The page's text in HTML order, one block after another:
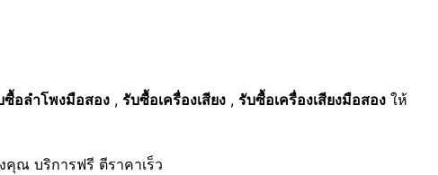
ซื้อลำโพงมือสอง , รับซื้อเครื่องเสียง , รับซื้อเครื่องเสียงมือสอง ให้
คุณ บริการฟรี ตีราคาเร็ว